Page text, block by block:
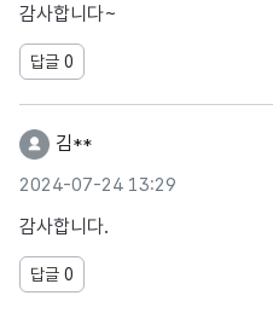
감사합니다~
답글 0
김**
2024-07-24 13:29
감사합니다.
답글 0